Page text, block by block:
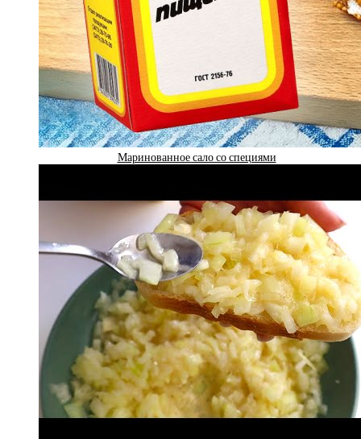
Маринованное сало со специями